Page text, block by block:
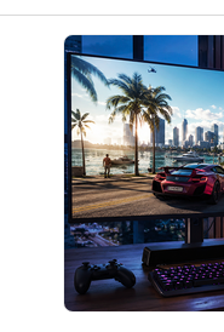
води, дальнє
об'єктів, що прямо